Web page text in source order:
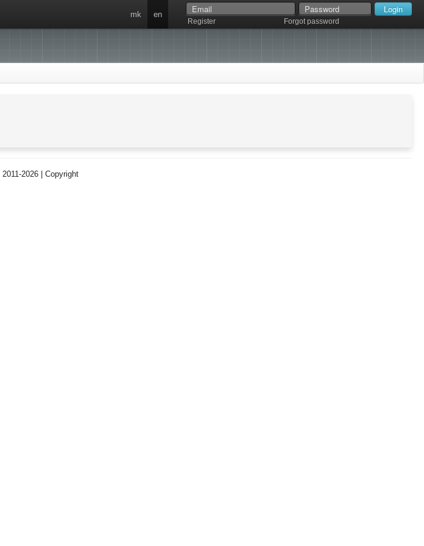
Register Forgot password
mk en
2011-2026 | Copyright